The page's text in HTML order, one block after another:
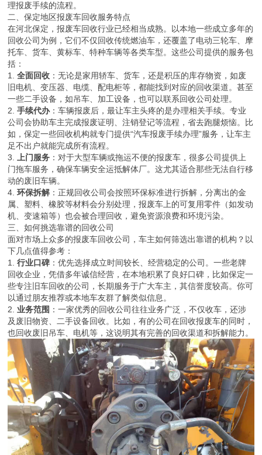
理报废手续的流程。
二、保定地区报废车回收服务特点
在河北保定，报废车回收行业已经相当成熟。以本地一些成立多年的
回收公司为例，它们不仅回收传统燃油车，还覆盖了电动三轮车、摩
托车、货车、黄标车、特种车辆等各类车型。这些公司提供的服务包
括：
1.全面回收 ：无论是家用轿车、货车，还是积压的库存物资，如废
旧电机、变压器、电缆、配电柜等，都能找到对应的回收渠道。甚至
一些二手设备，如吊车、加工设备，也可以联系回收公司处理。
2.手续代办：车辆报废后，最让车主头疼的是办理相关手续。专业
公司会协助车主完成报废证明、注销登记等流程，省去跑腿烦恼。比
如，保定一些回收机构就专门提供“汽车报废手续办理”服务，让车主
足不出户就能完成所有流程。
3.
上门服务 ：对于大型车辆或拖运不便的报废车，很多公司提供上
门拖车服务，确保车辆安全运抵解体厂。这尤其适合那些无法自行移
动的废旧车辆。
4.环保拆解：正规回收公司会按照环保标准进行拆解，分离出的金
属、塑料、橡胶等材料会分别处理，报废车上的可复用零件（如发动
机、变速箱等）也会被合理回收，避免资源浪费和环境污染。
三、如何挑选靠谱的回收公司
面对市场上众多的报废车回收公司，车主如何筛选出靠谱的机构？以
下几点值得参考：
1.行业口碑 ：优先选择成立时间较长、经营稳定的公司。一些老牌
回收企业，凭借多年诚信经营，在本地积累了良好口碑，比如保定一
些专注旧车回收的公司，长期服务于广大车主，其信誉度较高。你可
以通过朋友推荐或本地车友群了解类似信息。
2.业务范围 ：一家优秀的回收公司往往业务广泛，不仅收车，还涉
及废旧物资、二手设备回收。比如，有的公司在回收报废车的同时，
也回收废旧吊车、电机等，这说明其有完善的回收渠道和拆解能力。